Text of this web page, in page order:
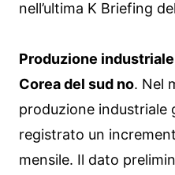
nell’ultima K Briefing
Produzione
Corea del sud no. Nel
produzione industriale
registrato un
mensile. Il dato